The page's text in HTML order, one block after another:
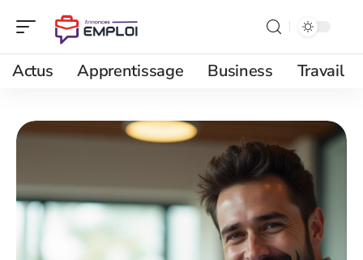
Actus Apprentissage Business Travail